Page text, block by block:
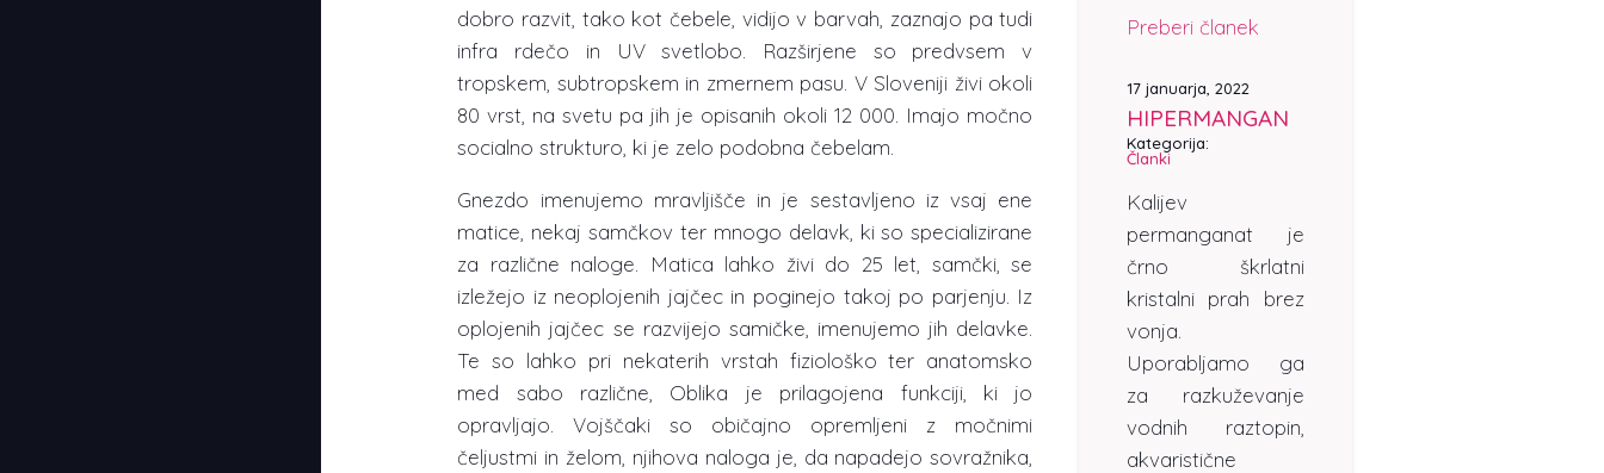
dobro razvit, tako kot čebele, vidijo v barvah, zaznajo pa tudi
infra rdečo in UV svetlobo. Razširjene so predvsem v
tropskem, subtropskem in zmernem pasu. V Sloveniji živi okoli
80 vrst, na svetu pa jih je opisanih okoli 12 000. Imajo močno
socialno strukturo, ki je zelo podobna čebelam.
Gnezdo imenujemo mravljišče in je sestavljeno iz vsaj ene
matice, nekaj samčkov ter mnogo delavk, ki so specializirane
za različne naloge. Matica lahko živi do 25 let, samčki, se
izležejo iz neoplojenih jajčec in poginejo takoj po parjenju. Iz
oplojenih jajčec se razvijejo samičke, imenujemo jih delavke.
Te so lahko pri nekaterih vrstah fiziološko ter anatomsko
med sabo različne, Oblika je prilagojena funkciji, ki jo
opravljajo. Vojščaki so običajno opremljeni z močnimi
čeljustmi in želom, njihova naloga je, da napadejo sovražnika,
Preberi članek
17 januarja, 2022
HIPERMANGAN
Kategorija:
Članki
Kalijev
permanganat je
črno škrlatni
kristalni prah brez
vonja.
Uporabljamo ga
za razkuževanje
vodnih raztopin,
akvaristične